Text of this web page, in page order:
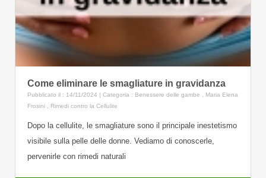
Come eliminare le smagliature in gravidanza
Pubblicato il : 14/11/2024 | Categoria : Benessere delle gambe
Maria Elena
Frosini
Rimedi contro la Cellulite
Dopo la cellulite, le smagliature sono il principale inestetismo
visibile sulla pelle delle donne. Vediamo di conoscerle,
pervenirle con rimedi naturali